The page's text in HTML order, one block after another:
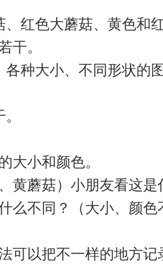
红色大蘑菇、黄色和
干。
种大小、不同形状的图
小和颜色。
蘑菇）小朋友看这是
么不同？（大小、颜色
以把不一样的地方记